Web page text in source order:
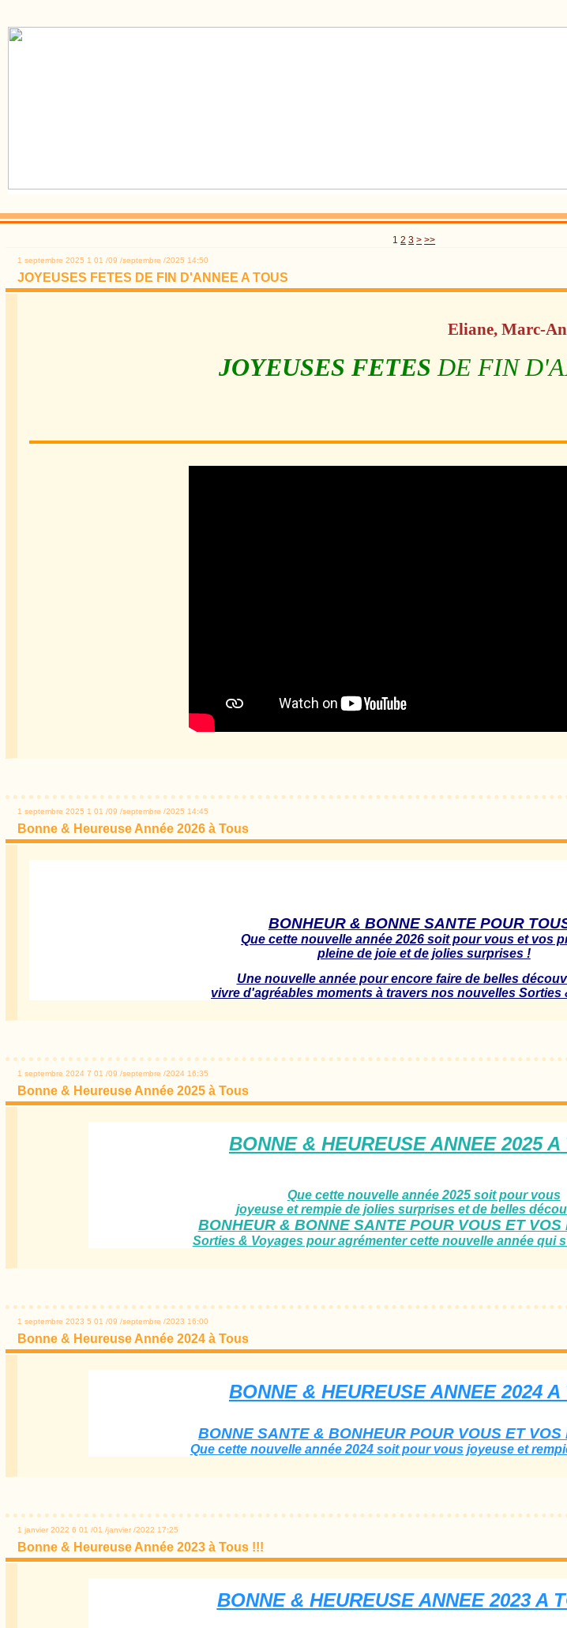
1 2 3 > >>
1 septembre 2025 1 01 /09 /septembre /2025 14:50
JOYEUSES FETES DE FIN D'ANNEE A TOUS
Eliane, Marc-
JOYEUSES FETES DE FIN
1 septembre 2025 1 01 /09 /septembre /2025 14:45
Bonne & Heureuse Année 2026 à Tous
BONHEUR & BONNE SANTE POUR
Que cette nouvelle année 2026 soit pour vous et vos
pleine de joie et de jolies surprises !
Une nouvelle année pour encore faire de belles
vivre d'agréables moments à travers nos nouvelles Sorties
1 septembre 2024 7 01 /09 /septembre /2024 16:35
Bonne & Heureuse Année 2025 à Tous
BONNE & HEUREUSE ANNEE 2025 A
Que cette nouvelle année 2025 soit pour vous
joyeuse et rempie de jolies surprises et de belles
BONHEUR & BONNE SANTE POUR VOUS ET VOS
Sorties & Voyages pour agrémenter cette nouvelle année qui
1 septembre 2023 5 01 /09 /septembre /2023 16:00
Bonne & Heureuse Année 2024 à Tous
BONNE & HEUREUSE ANNEE 2024 A
BONNE SANTE & BONHEUR POUR VOUS ET VOS
Que cette nouvelle année 2024 soit pour vous joyeuse et
1 janvier 2022 6 01 /01 /janvier /2022 17:25
Bonne & Heureuse Année 2023 à Tous !!!
BONNE & HEUREUSE ANNEE 2023 A